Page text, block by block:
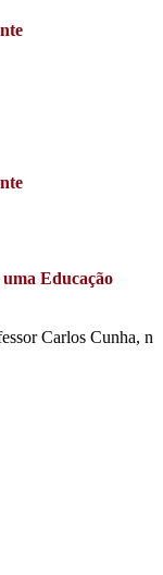
Educação
Carlos Cunha, n